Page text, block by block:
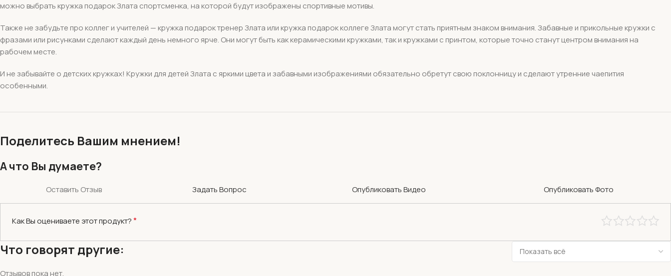
можно выбрать кружка подарок Злата спортсменка, на которой будут изображены спортивные мотивы.
Также не забудьте про коллег и учителей — кружка подарок тренер Злата или кружка подарок коллеге Злата могут стать приятным знаком внимания. Забавные и прикольные кружки с
фразами или рисунками сделают каждый день немного ярче. Они могут быть как керамическими кружками, так и кружками с принтом, которые точно станут центром внимания на
рабочем месте.
И не забывайте о детских кружках! Кружки для детей Злата с яркими цвета и забавными изображениями обязательно обретут свою поклонницу и сделают утренние чаепития
особенными.
Поделитесь Вашим мнением!
А что Вы думаете?
Оставить Отзыв Задать Вопрос Опубликовать Видео Опубликовать Фото
Как Вы оцениваете этот продукт?*
Что говорят другие:
Отзывов пока нет.